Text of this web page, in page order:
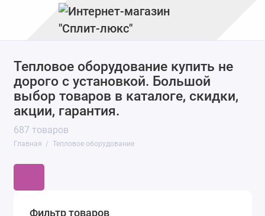
Тепловое оборудование купить не
дорого с установкой. Большой
выбор товаров в каталоге, скидки,
акции, гарантия.
687 товаров
Главная Тепловое оборудование
Фильтр товаров
Котлы
Тепловые пушки
Газовые инфракрасные обогреватели
Газовые уличные обогреватели